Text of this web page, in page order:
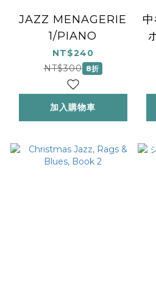
JAZZ MENAGERIE
1/PIANO
NT$240
NT$300 8折
加入購物車